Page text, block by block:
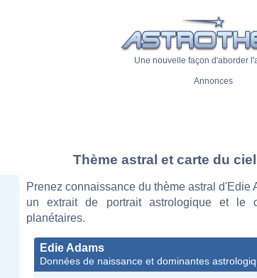
Une nouvelle façon d'aborder
Annonces
Thème astral et carte du
Prenez connaissance du thème astral d'Edie
un extrait de portrait astrologique et le
planétaires.
Edie Adams
Données de naissance et dominantes